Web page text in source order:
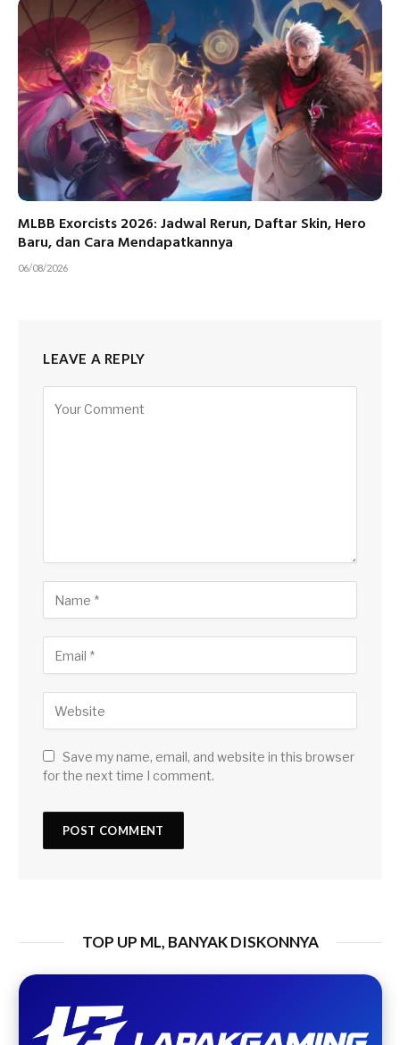
MLBB Exorcists 2026: Jadwal Rerun, Daftar Skin, Hero
Baru, dan Cara Mendapatkannya
06/08/2026
LEAVE A REPLY
Save my name, email, and website in this browser
for the next time I comment.
TOP UP ML, BANYAK DISKONNYA